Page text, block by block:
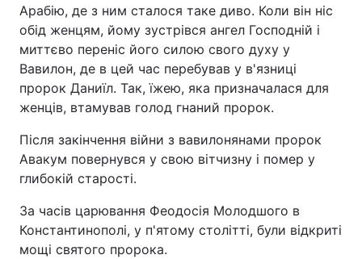
Арабію, де з ним сталося таке диво. Коли він ніс
обід женцям, йому зустрівся ангел Господній і
миттєво переніс його силою свого духу у
Вавилон, де в цей час перебував у в'язниці
пророк Даниїл. Так, їжею, яка призначалася для
женців, втамував голод гнаний пророк.
Після закінчення війни з вавилонянами пророк
Авакум повернувся у свою вітчизну і помер у
глибокій старості.
За часів царювання Феодосія Молодшого в
Константинополі, у п'ятому столітті, були відкриті
мощі святого пророка.